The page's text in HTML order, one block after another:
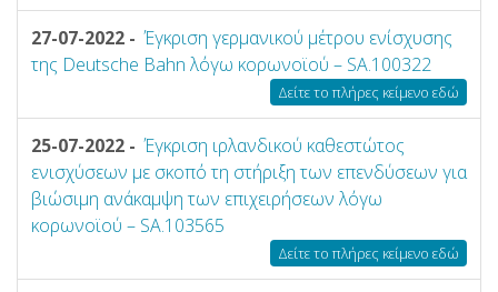
27-07-2022 - Έγκριση γερμανικού μέτρου ενίσχυσης
της Deutsche Bahn λόγω κορωνοϊού – SA.100322
Δείτε το πλήρες κείμενο εδώ
25-07-2022 - Έγκριση ιρλανδικού καθεστώτος
ενισχύσεων με σκοπό τη στήριξη των επενδύσεων για
βιώσιμη ανάκαμψη των επιχειρήσεων λόγω
κορωνοϊού – SA.103565
Δείτε το πλήρες κείμενο εδώ